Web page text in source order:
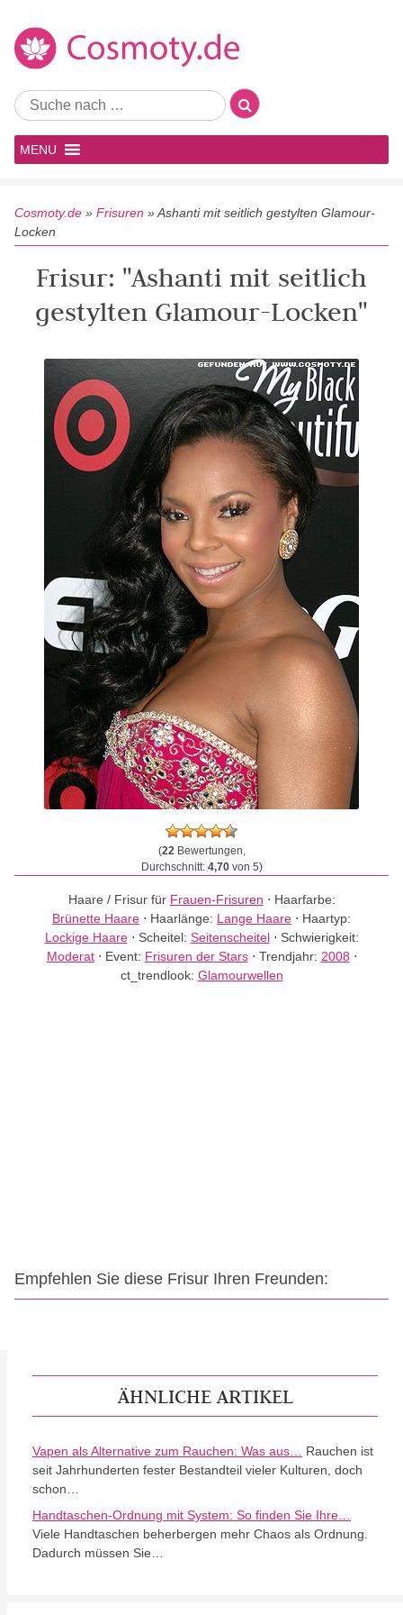
MENU
Cosmoty.de » Frisuren »Ashanti mit seitlich gestylten Glamour-
Locken
Frisur: "Ashanti mit seitlich
gestylten Glamour-Locken"
(22Bewertungen,
Durchschnitt: 4,70von 5)
Haare / Frisur für Frauen-Frisuren ⋅ Haarfarbe:
Brünette Haare ⋅ Haarlänge: Lange Haare ⋅ Haartyp:
Lockige Haare⋅ Scheitel: Seitenscheitel⋅ Schwierigkeit:
Moderat⋅ Event: Frisuren der Stars⋅ Trendjahr: 2008 ⋅
ct_trendlook: Glamourwellen
Empfehlen Sie diese Frisur Ihren Freunden:
ÄHNLICHE ARTIKEL
Vapen als Alternative zum Rauchen: Was aus…
Rauchen ist
seit Jahrhunderten fester Bestandteil vieler Kulturen, doch
schon…
Handtaschen-Ordnung mit System: So finden Sie Ihre…
Viele Handtaschen beherbergen mehr Chaos als Ordnung.
Dadurch müssen Sie…